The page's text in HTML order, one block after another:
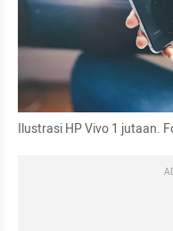
Ilustrasi HP Vivo 1 jutaan.